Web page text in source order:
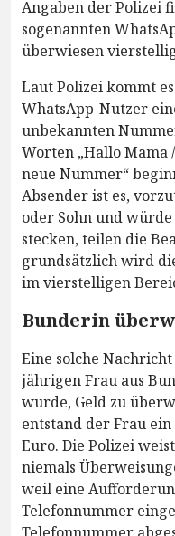
Angaben der Polizei
sogenannten
überwiesen
Laut Polizei kommt
WhatsApp-Nutzer
unbekannten
Worten „Hallo Mama
neue Nummer“
Absender ist es,
oder Sohn und
stecken, teilen die
grundsätzlich wird
im vierstelligen
Bunderin
Eine solche
jährigen Frau aus
wurde, Geld zu
entstand der Frau ein
Euro. Die Polizei
niemals
weil eine
Telefonnummer